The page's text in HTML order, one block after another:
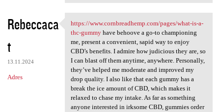
Rebeccaca
t
13.11.2024
Adres
https://www.cornbreadhemp.com
https://www.cornbreadhemp.com/pages/what-is-a-
thc-gummyhave behoove a go-to championing
me, present a convenient, sapid way to enjoy
CBD’s benefits. I admire how judicious they are, so
I can blast off them anytime, anywhere. Personally,
they’ve helped me moderate and improved my
drop quality. I also like that each gummy has a
break the ice amount of CBD, which makes it
relaxed to chase my intake. As far as something
anyone interested in irksome CBD, gummies order